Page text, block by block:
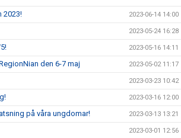
2023!
2023-06-14 14:00
2023-05-24 16:28
2023-05-16 14:11
den 6-7 maj 2023-05-02 11:17
2023-03-23 10:42
2023-03-16 12:00
på våra ungdomar! 2023-03-13 13:21
2023-03-01 12:56